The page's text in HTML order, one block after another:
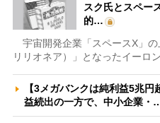
スク氏とスペー
的…
宇宙開発企業「スペースX」の
リリオネア）」となったイーロ
【3メガバンクは純利益5兆
益続出の一方で、中小企業・